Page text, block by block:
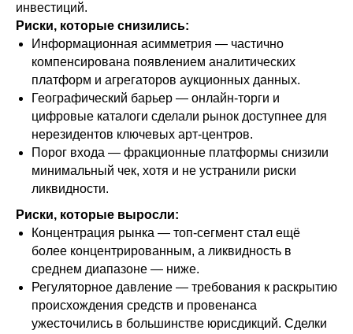
инвестиций.
Риски, которые снизились:
Информационная асимметрия — частично
компенсирована появлением аналитических
платформ и агрегаторов аукционных данных.
Географический барьер — онлайн-торги и
цифровые каталоги сделали рынок доступнее для
нерезидентов ключевых арт-центров.
Порог входа — фракционные платформы снизили
минимальный чек, хотя и не устранили риски
ликвидности.
Риски, которые выросли:
Концентрация рынка — топ-сегмент стал ещё
более концентрированным, а ликвидность в
среднем диапазоне — ниже.
Регуляторное давление — требования к раскрытию
происхождения средств и провенанса
ужесточились в большинстве юрисдикций. Сделки